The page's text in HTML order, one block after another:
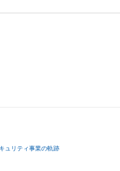
ュリティ事業の軌跡